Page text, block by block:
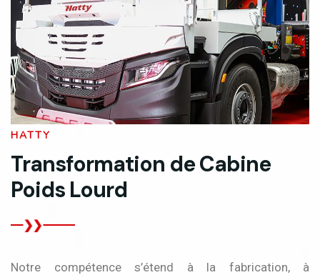
HATTY
Transformation de Cabine
Poids Lourd
Notre compétence s’étend à la fabrication, à